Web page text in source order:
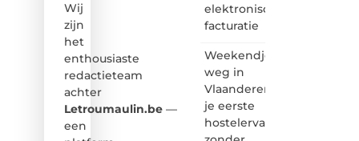
Wij
zijn
het
enthousiaste
redactieteam
achter
Letroumaulin.be—
een
elektronische
facturatie
Weekendje
weg in
Vlaanderen:
je eerste
hostelervaring